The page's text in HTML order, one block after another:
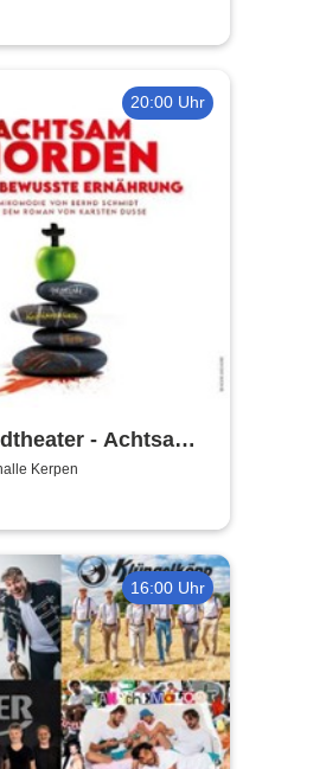
20:00 Uhr
- Achtsam
bewusste
Kerpen
16:00 Uhr